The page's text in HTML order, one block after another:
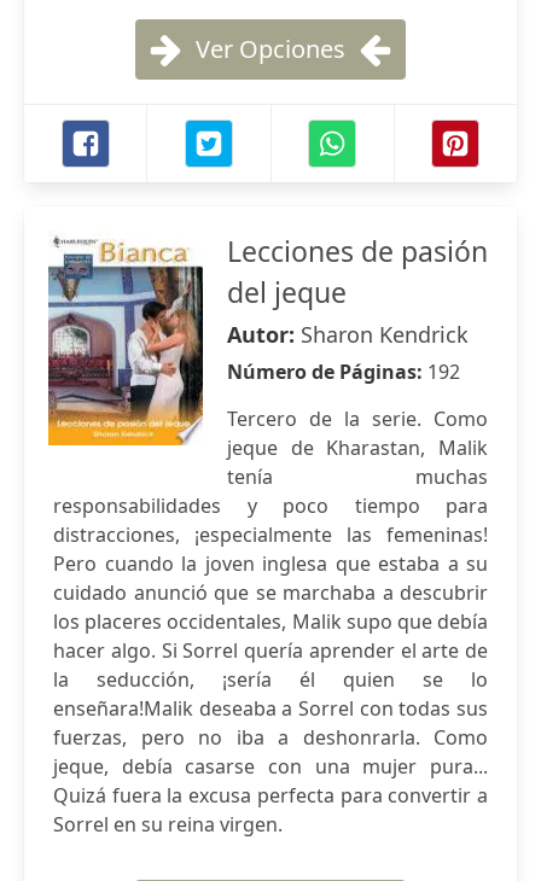
Ver Opciones
Lecciones de pasión
del jeque
Autor: Sharon Kendrick
Número de Páginas: 192
Tercero de la serie. Como
jeque de Kharastan, Malik
tenía muchas
responsabilidades y poco tiempo para
distracciones, ¡especialmente las femeninas!
Pero cuando la joven inglesa que estaba a su
cuidado anunció que se marchaba a descubrir
los placeres occidentales, Malik supo que debía
hacer algo. Si Sorrel quería aprender el arte de
la seducción, ¡sería él quien se lo
enseñara!Malik deseaba a Sorrel con todas sus
fuerzas, pero no iba a deshonrarla. Como
jeque, debía casarse con una mujer pura...
Quizá fuera la excusa perfecta para convertir a
Sorrel en su reina virgen.